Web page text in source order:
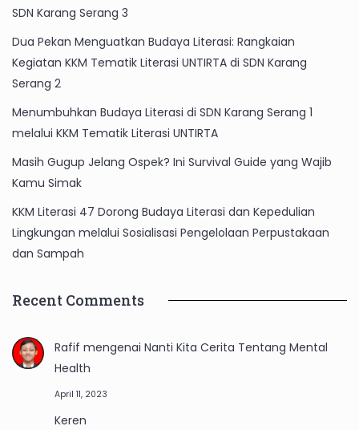
SDN Karang Serang 3
Dua Pekan Menguatkan Budaya Literasi: Rangkaian
Kegiatan KKM Tematik Literasi UNTIRTA di SDN Karang
Serang 2
Menumbuhkan Budaya Literasi di SDN Karang Serang 1
melalui KKM Tematik Literasi UNTIRTA
Masih Gugup Jelang Ospek? Ini Survival Guide yang Wajib
Kamu Simak
KKM Literasi 47 Dorong Budaya Literasi dan Kepedulian
Lingkungan melalui Sosialisasi Pengelolaan Perpustakaan
dan Sampah
Recent Comments
Rafif mengenai Nanti Kita Cerita Tentang Mental
Health
April 11, 2023
Keren